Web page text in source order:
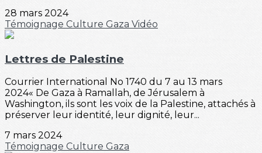
28 mars 2024
Témoignage Culture Gaza Vidéo
Lettres de Palestine
Courrier International No 1740 du 7 au 13 mars
2024« De Gaza à Ramallah, de Jérusalem à
Washington, ils sont les voix de la Palestine, attachés à
préserver leur identité, leur dignité, leur...
7 mars 2024
Témoignage Culture Gaza